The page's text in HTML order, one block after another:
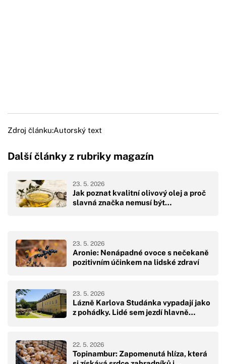
Zdroj článku:Autorský text
Další články z rubriky magazín
Jak poznat kvalitní olivový olej a proč
slavná značka nemusí být…
23. 5. 2026
Aronie: Nenápadné ovoce s nečekaně
pozitivním účinkem na lidské zdraví
23. 5. 2026
Lázně Karlova Studánka vypadají jako
z pohádky. Lidé sem jezdí hlavně…
23. 5. 2026
Topinambur: Zapomenutá hlíza, která
22. 5. 2026